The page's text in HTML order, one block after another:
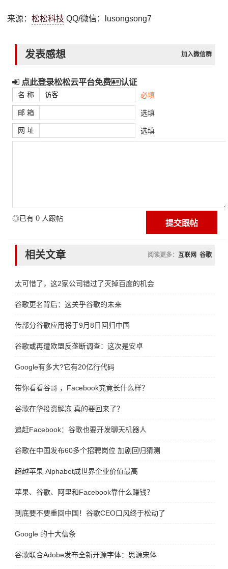
来源：松松科技 QQ/微信：lusongsong7
发表感想 加入微信群
点此登录松松云平台免费 认证
名 称 必填
邮 箱 选填
网 址 选填
◎已有 0 人跟帖
相关文章 阅读更多： 互联网 谷歌
太可惜了，这2家公司错过了灭掉百度的机会
谷歌更名背后：这关乎谷歌的未来
传部分谷歌应用将于9月8日回归中国
谷歌或再遭欧盟反垄断调查：这次是安卓
Google有多大?它有20亿行代码
带你看看谷哥 ，Facebook究竟长什么样？
谷歌在华投资解冻 真的要回来了？
追赶Facebook：谷歌也要开发聊天机器人
谷歌在中国发布60多个招聘岗位 加剧回归猜测
超越苹果 Alphabet成世界企业价值最高
苹果、谷歌、阿里和Facebook靠什么赚钱？
到底要不要重回中国！谷歌CEO口风终于松动了
Google 的十大信条
谷歌联合Adobe发布全新开源字体：思源宋体